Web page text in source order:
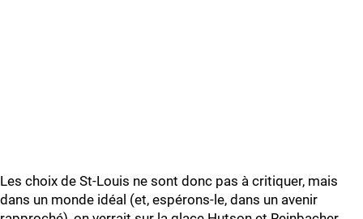
Les choix de St-Louis ne sont donc pas à critiquer, mais
dans un monde idéal (et, espérons-le, dans un avenir